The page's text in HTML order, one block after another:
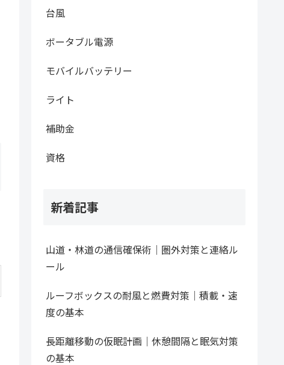
台風
ボータブル電源
モバイルバッテリー
ライト
補助金
資格
新着記事
山道・林道の通信確保術｜圏外対策と連絡ル
ール
ルーフボックスの耐風と燃費対策｜積載・速
度の基本
長距離移動の仮眠計画｜休憩間隔と眠気対策
の基本